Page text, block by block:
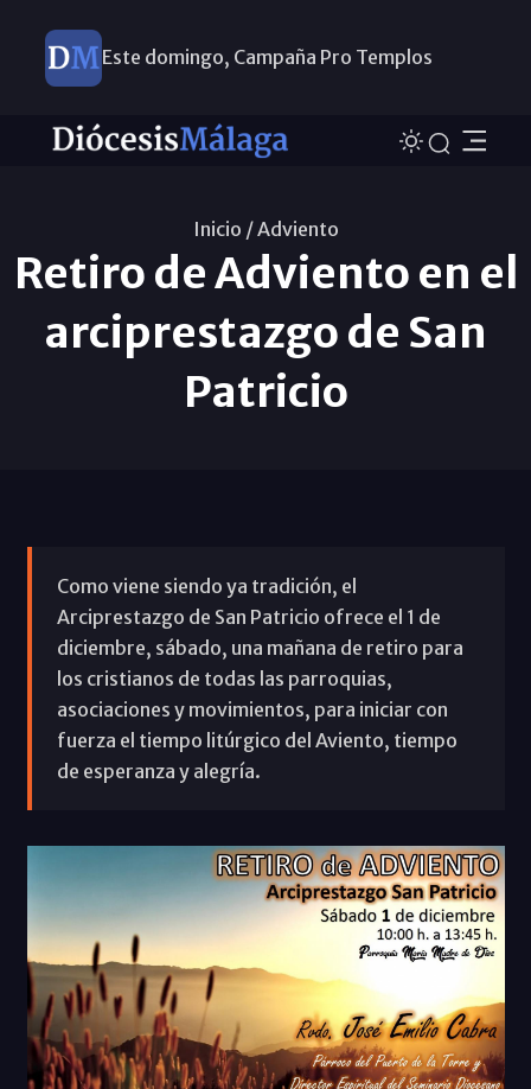
Este domingo, Campaña Pro Templos
Inicio /Adviento
Retiro de Adviento en el
arciprestazgo de San
Patricio
Como viene siendo ya tradición, el
Arciprestazgo de San Patricio ofrece el 1 de
diciembre, sábado, una mañana de retiro para
los cristianos de todas las parroquias,
asociaciones y movimientos, para iniciar con
fuerza el tiempo litúrgico del Aviento, tiempo
de esperanza y alegría.